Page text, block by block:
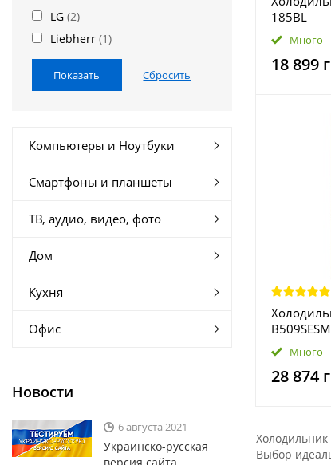
LG (2)
Liebherr (1)
Компьютеры и Ноутбуки
Смартфоны и планшеты
ТВ, аудио, видео, фото
Дом
Кухня
Офис
Новости
6 августа 2021
Украинско-русская
185BL
Много
18 899
B509SESM
Много
28 874
Выбор